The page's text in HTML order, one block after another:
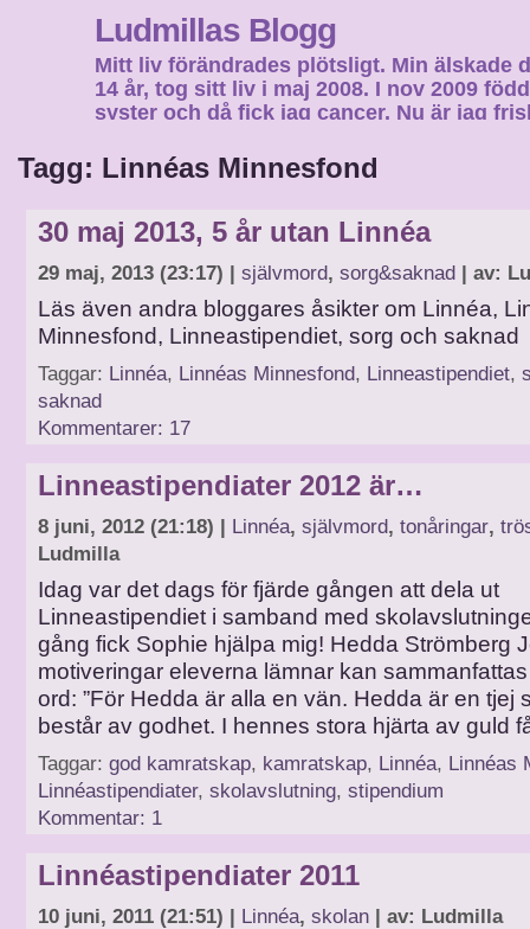
Ludmillas Blogg
Mitt liv förändrades plötsligt. Min älskade
14 år, tog sitt liv i maj 2008. I nov 2009
syster och då fick jag cancer. Nu är jag
Tagg: Linnéas Minnesfond
30 maj 2013, 5 år utan Linnéa
29 maj, 2013 (23:17) | självmord, sorg&saknad | av:
Läs även andra bloggares åsikter om Linnéa,
Minnesfond, Linneastipendiet, sorg och saknad
Taggar: Linnéa, Linnéas Minnesfond, Linneastipendiet,
saknad
Kommentarer: 17
Linneastipendiater 2012 är…
8 juni, 2012 (21:18) | Linnéa, självmord, tonåringar,
Ludmilla
Idag var det dags för fjärde gången att dela ut
Linneastipendiet i samband med
gång fick Sophie hjälpa mig! Hedda Strömberg
motiveringar eleverna lämnar kan
ord: ”För Hedda är alla en vän. Hedda är en tjej
består av godhet. I hennes stora hjärta av guld
Taggar: god kamratskap, kamratskap, Linnéa, Linnéas
Linnéastipendiater, skolavslutning, stipendium
Kommentar: 1
Linnéastipendiater 2011
10 juni, 2011 (21:51) | Linnéa, skolan | av: Ludmilla